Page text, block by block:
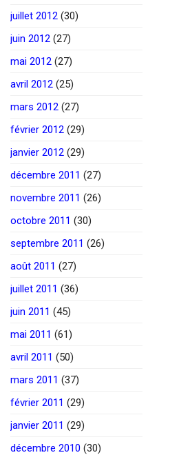
juillet 2012 (30)
juin 2012 (27)
mai 2012 (27)
avril 2012 (25)
mars 2012 (27)
février 2012 (29)
janvier 2012 (29)
décembre 2011 (27)
novembre 2011 (26)
octobre 2011 (30)
septembre 2011 (26)
août 2011 (27)
juillet 2011 (36)
juin 2011 (45)
mai 2011 (61)
avril 2011 (50)
mars 2011 (37)
février 2011 (29)
janvier 2011 (29)
décembre 2010 (30)